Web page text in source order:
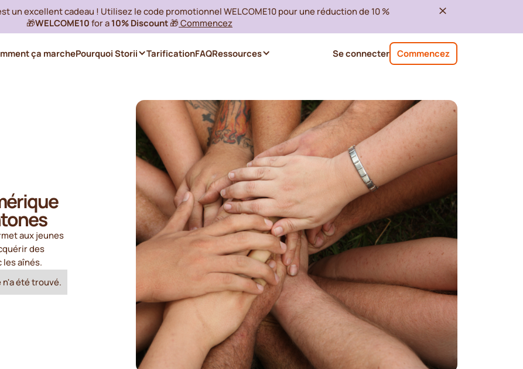
un excellent cadeau ! Utilisez le code promotionnel WELCOME10 pour une réduction de 10 %
🎁WELCOME10 for a10% Discount 🎁 Commencez
Se connecter Commencez
ça marchePourquoi Storii TarificationFAQRessources
aux jeunes
des
aînés.
été trouvé.